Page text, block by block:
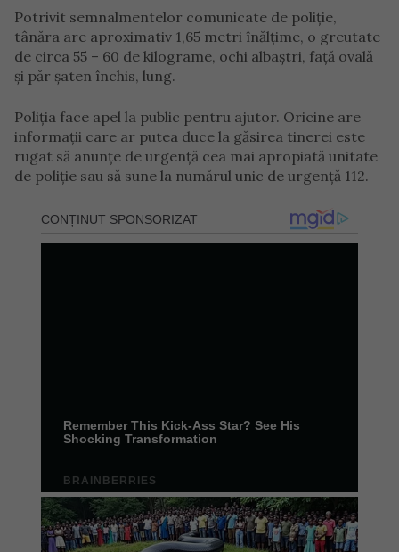
Potrivit semnalmentelor comunicate de poliție,
tânăra are aproximativ 1,65 metri înălțime, o greutate
de circa 55 – 60 de kilograme, ochi albaștri, față ovală
și păr șaten închis, lung.
Poliția face apel la public pentru ajutor. Oricine are
informații care ar putea duce la găsirea tinerei este
rugat să anunțe de urgență cea mai apropiată unitate
de poliție sau să sune la numărul unic de urgență 112.